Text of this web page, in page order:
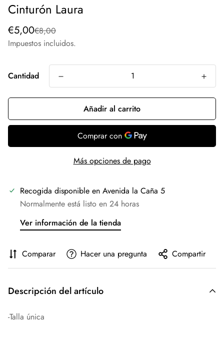
Cinturón Laura
Precio
de
venta
€5,00
Precio
regular
€8,00
Impuestos incluidos.
Cantidad
Añadir al carrito
Más opciones de pago
Recogida disponible en Avenida la Caña 5
Normalmente está listo en 24 horas
Ver información de la tienda
Comparar Hacer una pregunta Compartir
Descripción del artículo
-Talla única